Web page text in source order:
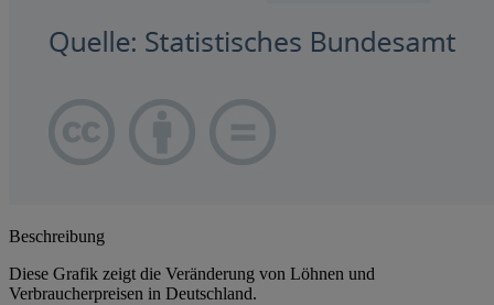
Beschreibung
Diese Grafik zeigt die Veränderung von Löhnen und
Verbraucherpreisen in Deutschland.